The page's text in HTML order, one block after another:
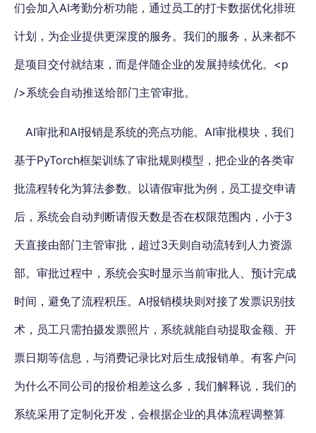
们会加入AI考勤分析功能，通过员工的打卡数据优化排班
计划，为企业提供更深度的服务。我们的服务，从来都不
是项目交付就结束，而是伴随企业的发展持续优化。<p
/>系统会自动推送给部门主管审批。
AI审批和AI报销是系统的亮点功能。AI审批模块，我们
基于PyTorch框架训练了审批规则模型，把企业的各类审
批流程转化为算法参数。以请假审批为例，员工提交申请
后，系统会自动判断请假天数是否在权限范围内，小于3
天直接由部门主管审批，超过3天则自动流转到人力资源
部。审批过程中，系统会实时显示当前审批人、预计完成
时间，避免了流程积压。AI报销模块则对接了发票识别技
术，员工只需拍摄发票照片，系统就能自动提取金额、开
票日期等信息，与消费记录比对后生成报销单。有客户问
为什么不同公司的报价相差这么多，我们解释说，我们的
系统采用了定制化开发，会根据企业的具体流程调整算